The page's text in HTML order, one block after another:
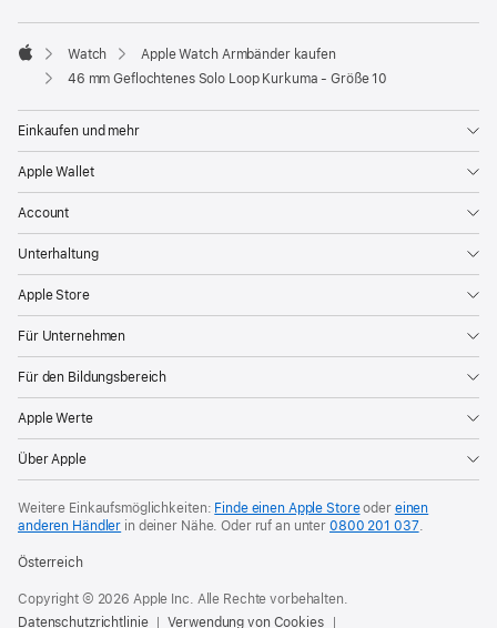
neues
Apple
Watch
Apple Watch Armbänder kaufen
46 mm Geflochtenes Solo Loop Kurkuma - Größe 10
Einkaufen und mehr
Apple Wallet
Account
Unterhaltung
Apple Store
Für Unternehmen
Für den Bildungsbereich
Apple Werte
Über Apple
Weitere Einkaufsmöglichkeiten: Finde einen Apple Storeoder einen
anderen Händler in deiner Nähe. Oder ruf an unter0800 201 037.
Österreich
Copyright © 2026 Apple Inc. Alle Rechte vorbehalten.
Datenschutzrichtlinie
Verwendung von Cookies